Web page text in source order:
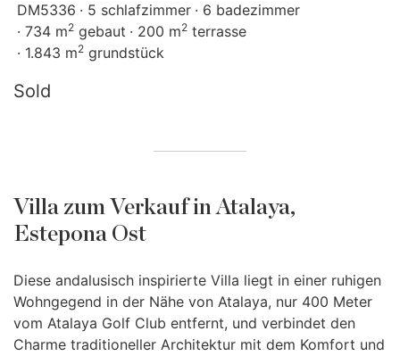
DM5336 5 schlafzimmer
6 badezimmer
734 m2 gebaut 200 m2 terrasse
1.843 m2 grundstück
Sold
Villa zum Verkauf in Atalaya,
Estepona Ost
Diese andalusisch inspirierte Villa liegt in einer ruhigen
Wohngegend in der Nähe von Atalaya, nur 400 Meter
vom Atalaya Golf Club entfernt, und verbindet den
Charme traditioneller Architektur mit dem Komfort und